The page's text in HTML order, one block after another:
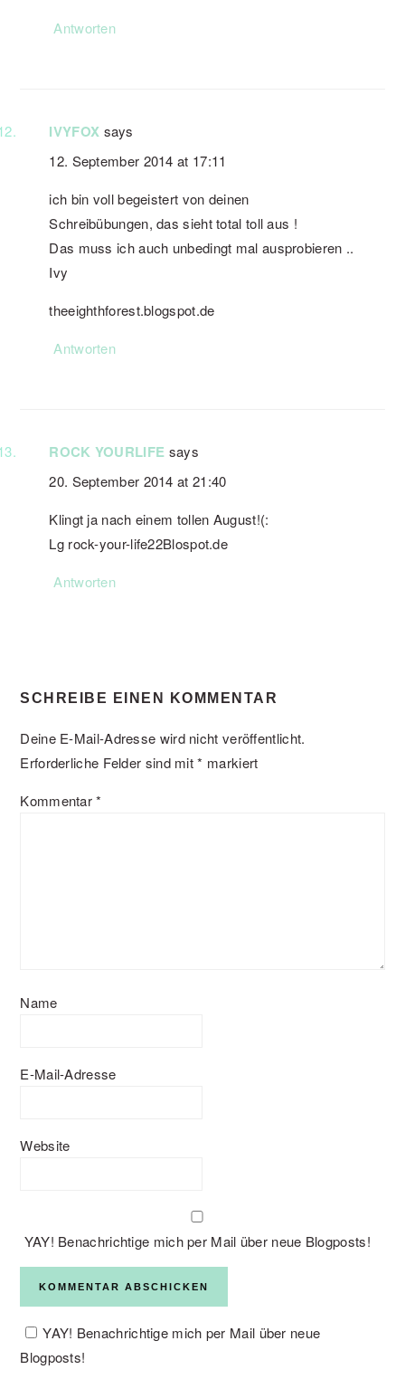
Antworten
IVYFOX says
12. September 2014 at 17:11
ich bin voll begeistert von deinen
Schreibübungen, das sieht total toll aus !
Das muss ich auch unbedingt mal ausprobieren ..
Ivy
theeighthforest.blogspot.de
Antworten
ROCK YOURLIFE says
20. September 2014 at 21:40
Klingt ja nach einem tollen August!(:
Lg rock-your-life22Blospot.de
Antworten
SCHREIBE EINEN KOMMENTAR
Deine E-Mail-Adresse wird nicht veröffentlicht.
Erforderliche Felder sind mit* markiert
Kommentar*
Name
E-Mail-Adresse
Website
YAY! Benachrichtige mich per Mail über neue Blogposts!
YAY! Benachrichtige mich per Mail über neue
Blogposts!